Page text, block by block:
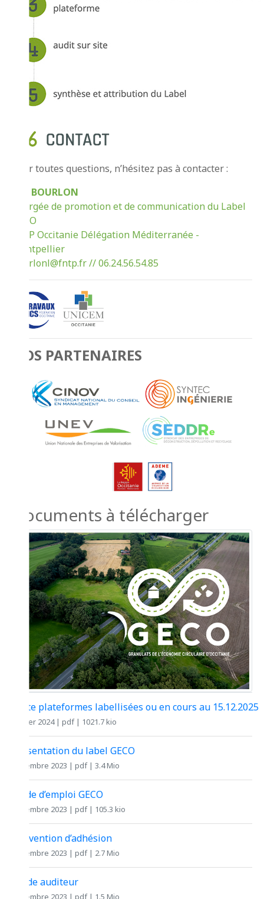
Pour toutes questions, n’hésitez pas à contacter :
Léa BOURLON
Chargée de promotion et de communication du Label
GECO
FRTP Occitanie Délégation Méditerranée -
Montpellier
bourlonl@fntp.fr // 06.24.56.54.85
NOS PARTENAIRES
Documents à télécharger
Carte plateformes labellisées ou en cours au 15.12.2025
février 2024 | pdf | 1021.7 kio
Présentation du label GECO
novembre 2023 | pdf | 3.4 Mio
Mode d’emploi GECO
novembre 2023 | pdf | 105.3 kio
Convention d’adhésion
novembre 2023 | pdf | 2.7 Mio
Guide auditeur
novembre 2023 | pdf | 1.5 Mio